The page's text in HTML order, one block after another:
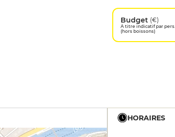
Budget (€)
A titre indicatif par pers.
(hors boissons)
HORAIRES